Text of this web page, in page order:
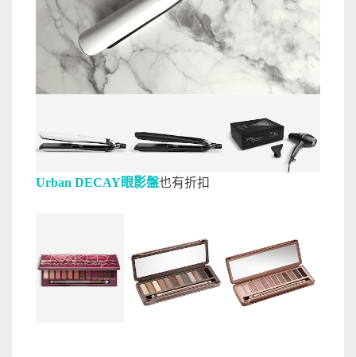
Urban DECAY眼影盤也有折扣